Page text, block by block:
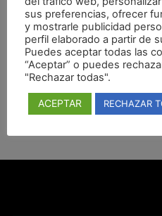
Síguenos en nuestras
de todas nuestras
mejorar tu vida
sus preferencias, ofrecer
y mostrarle publicidad
perfil elaborado a partir de
Puedes aceptar todas las
“Aceptar” o puedes
"Rechazar todas".
ACEPTAR RECHAZAR